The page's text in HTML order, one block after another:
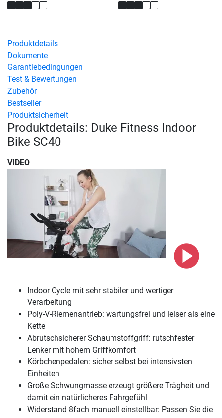
Produktdetails
Dokumente
Garantiebedingungen
Test & Bewertungen
Zubehör
Bestseller
Produktsicherheit
Produktdetails: Duke Fitness Indoor
Bike SC40
VIDEO
Indoor Cycle mit sehr stabiler und wertiger
Verarbeitung
Poly-V-Riemenantrieb: wartungsfrei und leiser als eine
Kette
Abrutschsicherer Schaumstoffgriff: rutschfester
Lenker mit hohem Griffkomfort
Körbchenpedalen: sicher selbst bei intensivsten
Einheiten
Große Schwungmasse erzeugt größere Trägheit und
damit ein natürlicheres Fahrgefühl
Widerstand 8fach manuell einstellbar: Passen Sie die